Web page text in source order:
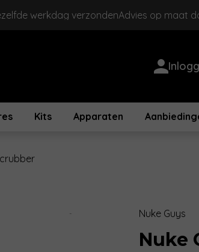
werkdag verzondenAdvies op maat
Kits Apparaten
Nuke Guys
Nuke